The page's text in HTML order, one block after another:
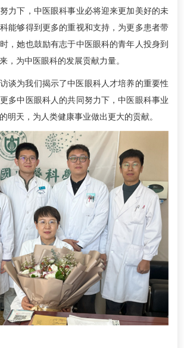
力下，中医眼科事业必将迎来更加美好的未
能够得到更多的重视和支持，为更多患者带
，她也鼓励有志于中医眼科的青年人投身到
，为中医眼科的发展贡献力量。
谈为我们揭示了中医眼科人才培养的重要性
多中医眼科人的共同努力下，中医眼科事业
明天，为人类健康事业做出更大的贡献。